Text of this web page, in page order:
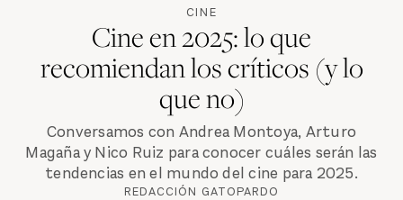
CINE
Cine en 2025: lo que
recomiendan los críticos (y lo
que no)
Conversamos con Andrea Montoya, Arturo
Magaña y Nico Ruiz para conocer cuáles serán las
tendencias en el mundo del cine para 2025.
REDACCIÓN GATOPARDO